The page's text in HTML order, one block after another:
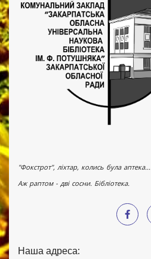
"Фокстрот", ліхтар, колись була аптека...
Аж раптом - дві сосни. Бібліотека.
Наша адреса: